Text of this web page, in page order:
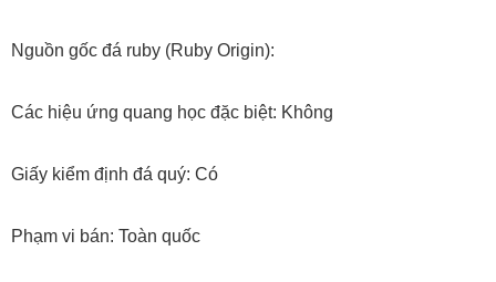
Nguồn gốc đá ruby (Ruby Origin):
Các hiệu ứng quang học đặc biệt: Không
Giấy kiểm định đá quý: Có
Phạm vi bán: Toàn quốc